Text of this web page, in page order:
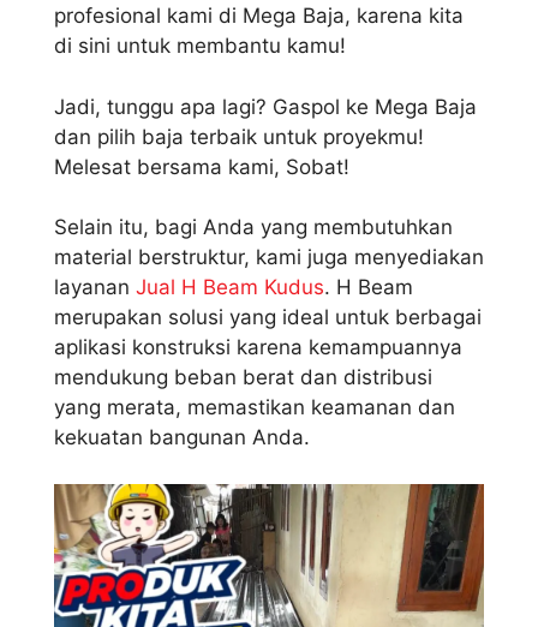
profesional kami di Mega Baja, karena kita
di sini untuk membantu kamu!
Jadi, tunggu apa lagi? Gaspol ke Mega Baja
dan pilih baja terbaik untuk proyekmu!
Melesat bersama kami, Sobat!
Selain itu, bagi Anda yang membutuhkan
material berstruktur, kami juga menyediakan
layanan Jual H Beam Kudus. H Beam
merupakan solusi yang ideal untuk berbagai
aplikasi konstruksi karena kemampuannya
mendukung beban berat dan distribusi
yang merata, memastikan keamanan dan
kekuatan bangunan Anda.